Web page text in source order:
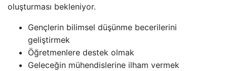
oluşturması bekleniyor.
Gençlerin bilimsel düşünme becerilerini
geliştirmek
Öğretmenlere destek olmak
Geleceğin mühendislerine ilham vermek